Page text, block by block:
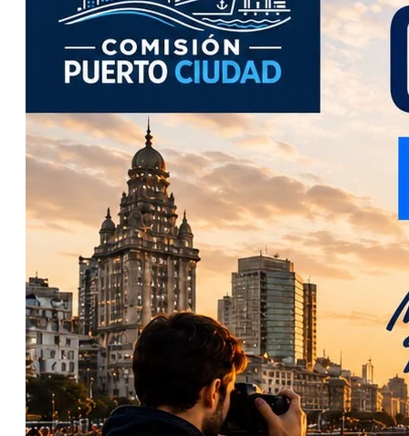
refuerza su rol
en el agro y
apunta a
estructurales
para pequeños
productores
OPINIÓN
CONTACTO